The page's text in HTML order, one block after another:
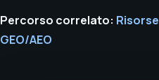
Percorso correlato: Risorse
GEO/AEO